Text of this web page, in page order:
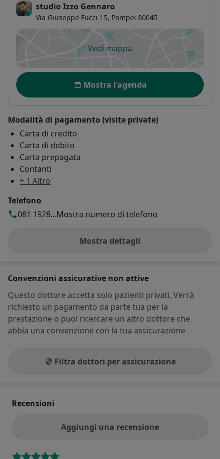
studio Izzo Gennaro
Via Giuseppe Fucci 15, Pompei 80045
Vedi mappasi apre in una nuova scheda
Disponibilità
Mostra l'agenda
Modalità di pagamento (visite private)
Carta di credito
Carta di debito
Carta prepagata
Contanti
+ 1 Altro
Telefono
081 1928...Mostra numero di telefono
Mostra dettagli
sull'indirizzo
Convenzioni assicurative non attive
Questo dottore accetta solo pazienti privati. Verrà
richiesto un pagamento da parte tua per la
prestazione o puoi ricercare un altro dottore che
abbia una convenzione con la tua assicurazione
Filtra dottori per assicurazione
Recensioni
Aggiungi una recensione